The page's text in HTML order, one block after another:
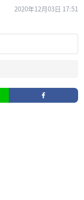
2020年12月03日 17:51